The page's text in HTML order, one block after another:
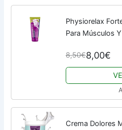
Physiorelax
Para Músculos
8,50€8,00€
Crema Dolores